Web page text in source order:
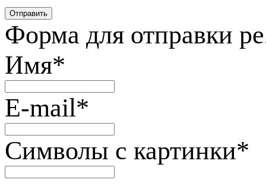
Форма для отправки
Имя*
E-mail*
Символы с картинки*